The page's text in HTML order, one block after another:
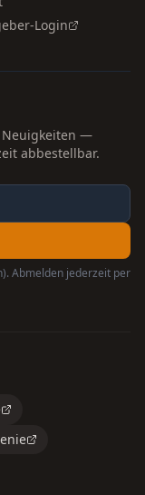
Login
Neuigkeiten —
abbestellbar.
Abmelden jederzeit per